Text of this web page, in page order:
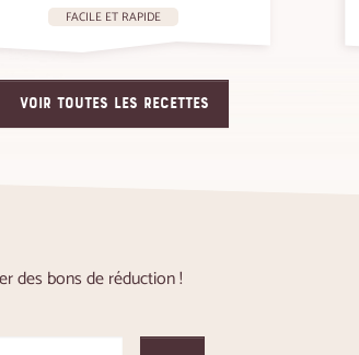
FACILE ET RAPIDE
VOIR TOUTES LES RECETTES
des bons de réduction !